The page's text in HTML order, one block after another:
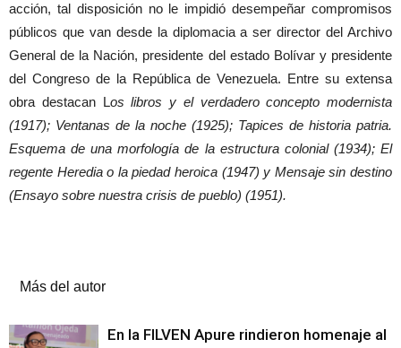
acción, tal disposición no le impidió desempeñar compromisos
públicos que van desde la diplomacia a ser director del Archivo
General de la Nación, presidente del estado Bolívar y presidente
del Congreso de la República de Venezuela. Entre su extensa
obra destacan Los libros y el verdadero concepto modernista
(1917); Ventanas de la noche (1925); Tapices de historia patria.
Esquema de una morfología de la estructura colonial (1934); El
regente Heredia o la piedad heroica (1947) y Mensaje sin destino
(Ensayo sobre nuestra crisis de pueblo) (1951).
Más del autor
En la FILVEN Apure rindieron homenaje al